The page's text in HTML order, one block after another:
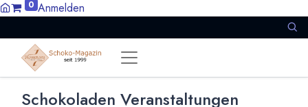
0 Anmelden
Schokoladen Veranstaltungen